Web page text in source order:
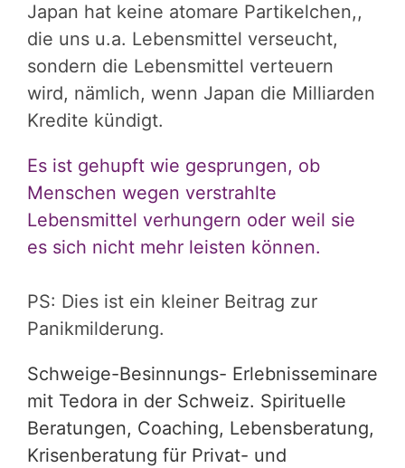
Japan hat keine atomare Partikelchen,,
die uns u.a. Lebensmittel verseucht,
sondern die Lebensmittel verteuern
wird, nämlich, wenn Japan die Milliarden
Kredite kündigt.
Es ist gehupft wie gesprungen, ob
Menschen wegen verstrahlte
Lebensmittel verhungern oder weil sie
es sich nicht mehr leisten können.
PS: Dies ist ein kleiner Beitrag zur
Panikmilderung.
Schweige-Besinnungs- Erlebnisseminare
mit Tedora in der Schweiz. Spirituelle
Beratungen, Coaching, Lebensberatung,
Krisenberatung für Privat- und